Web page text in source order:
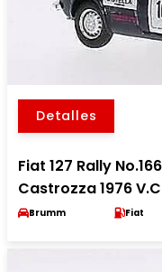
Detalles
Fiat 127 Rally
Castrozza 1976
Brumm Fiat